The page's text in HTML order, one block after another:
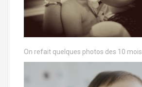
On refait quelques photos des 10 mois.